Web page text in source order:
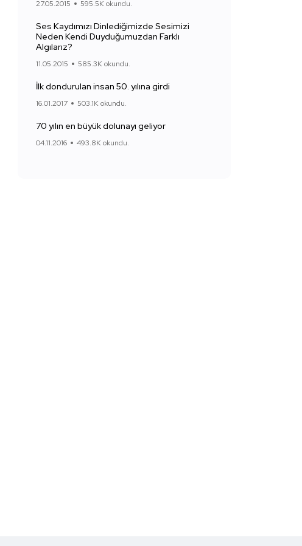
27.05.2015 595.5K okundu.
Ses Kaydımızı Dinlediğimizde Sesimizi
Neden Kendi Duyduğumuzdan Farklı
Algılarız?
11.05.2015 585.3K okundu.
İlk dondurulan insan 50. yılına girdi
16.01.2017 503.1K okundu.
70 yılın en büyük dolunayı geliyor
04.11.2016 493.8K okundu.